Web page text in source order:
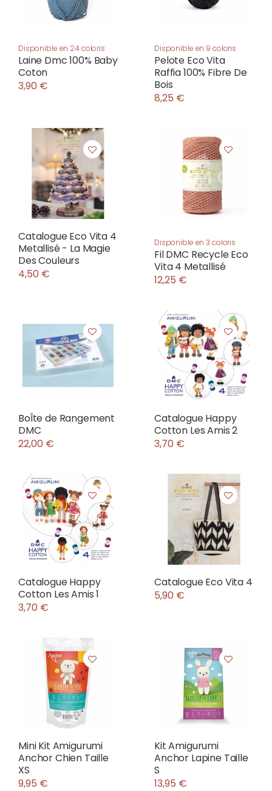
Disponible en 24 coloris
Laine Dmc 100% Baby
Coton
3,90 €
Disponible en 9 coloris
Pelote Eco Vita
Raffia 100% Fibre De
Bois
8,25 €
Catalogue Eco Vita 4
Metallisé - La Magie
Des Couleurs
4,50 €
Disponible en 3 coloris
Fil DMC Recycle Eco
Vita 4 Metallisé
12,25 €
BoÎte de Rangement
DMC
22,00 €
Catalogue Happy
Cotton Les Amis 2
3,70 €
Catalogue Happy
Cotton Les Amis 1
3,70 €
Catalogue Eco Vita 4
5,90 €
Mini Kit Amigurumi
Anchor Chien Taille
XS
9,95 €
Kit Amigurumi
Anchor Lapine Taille
S
13,95 €